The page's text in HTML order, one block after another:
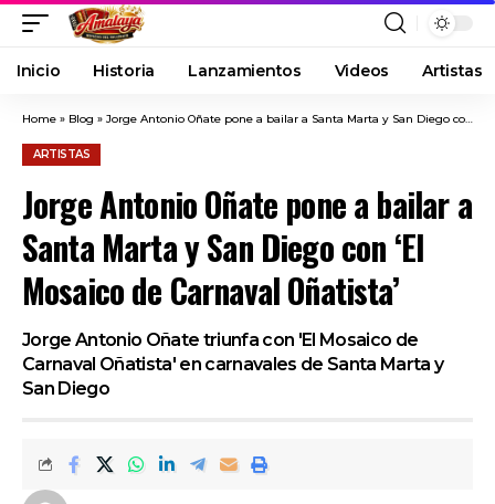
Inicio Historia Lanzamientos Videos Artistas
Home » Blog » Jorge Antonio Oñate pone a bailar a Santa Marta y San Diego con ‘El Mosaico de Carnaval Oñatista’
ARTISTAS
Jorge Antonio Oñate pone a bailar a
Santa Marta y San Diego con ‘El
Mosaico de Carnaval Oñatista’
Jorge Antonio Oñate triunfa con 'El Mosaico de
Carnaval Oñatista' en carnavales de Santa Marta y
San Diego